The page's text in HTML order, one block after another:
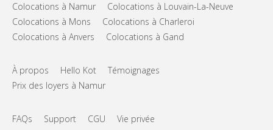
Colocations à Namur
Colocations à Louvain-La-Neuve
Colocations à Mons
Colocations à Charleroi
Colocations à Anvers
Colocations à Gand
À propos Hello Kot
Témoignages
Prix des loyers à Namur
FAQs Support CGU Vie privée